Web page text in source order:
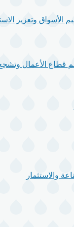
الأسواق وتعزيز
قطاع الأعمال